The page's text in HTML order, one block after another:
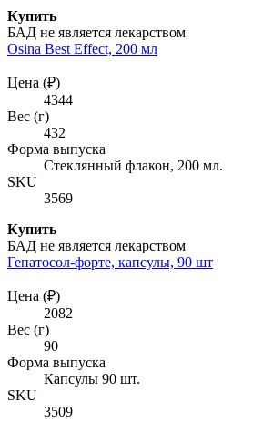
Купить
БАД не является лекарством
Osina Best Effect, 200 мл
Цена (₽)
4344
Вес (г)
432
Форма выпуска
Стеклянный флакон, 200 мл.
SKU
3569
Купить
БАД не является лекарством
Гепатосол-форте, капсулы, 90 шт
Цена (₽)
2082
Вес (г)
90
Форма выпуска
Капсулы 90 шт.
SKU
3509